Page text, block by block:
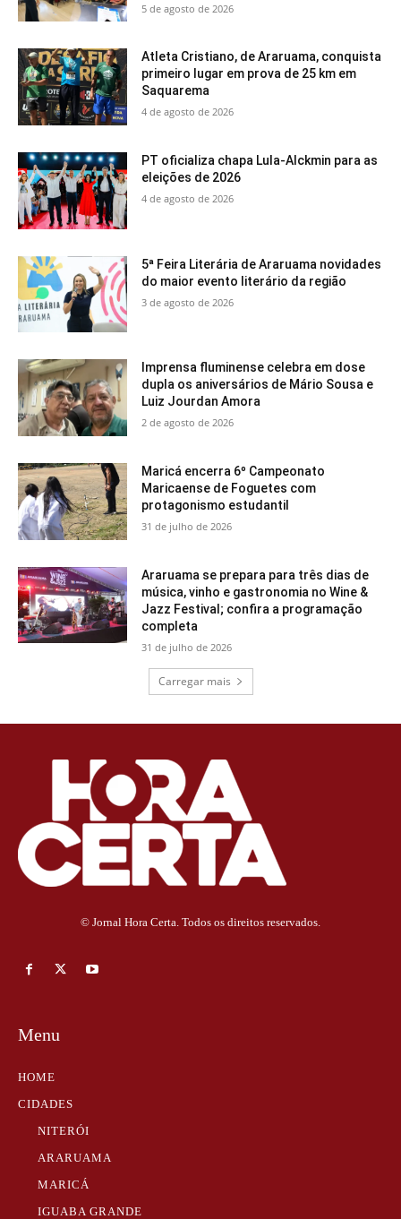
5 de agosto de 2026
Atleta Cristiano, de Araruama, conquista
primeiro lugar em prova de 25 km em
Saquarema
4 de agosto de 2026
PT oficializa chapa Lula-Alckmin para as
eleições de 2026
4 de agosto de 2026
5ª Feira Literária de Araruama novidades
do maior evento literário da região
3 de agosto de 2026
Imprensa fluminense celebra em dose
dupla os aniversários de Mário Sousa e
Luiz Jourdan Amora
2 de agosto de 2026
Maricá encerra 6º Campeonato
Maricaense de Foguetes com
protagonismo estudantil
31 de julho de 2026
Araruama se prepara para três dias de
música, vinho e gastronomia no Wine &
Jazz Festival; confira a programação
completa
31 de julho de 2026
Carregar mais
© Jornal Hora Certa. Todos os direitos reservados.
Menu
HOME
CIDADES
NITERÓI
ARARUAMA
MARICÁ
IGUABA GRANDE